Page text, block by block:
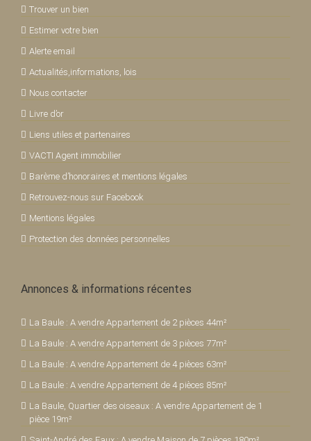
Trouver un bien
Estimer votre bien
Alerte email
Actualités,informations, lois
Nous contacter
Livre d’or
Liens utiles et partenaires
VACTI Agent immobilier
Barème d’honoraires et mentions légales
Retrouvez-nous sur Facebook
Mentions légales
Protection des données personnelles
Annonces & informations récentes
La Baule : A vendre Appartement de 2 pièces 44m²
La Baule : A vendre Appartement de 3 pièces 77m²
La Baule : A vendre Appartement de 4 pièces 63m²
La Baule : A vendre Appartement de 4 pièces 85m²
La Baule, Quartier des oiseaux : A vendre Appartement de 1
pièce 19m²